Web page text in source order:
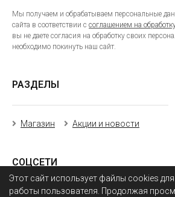
Этот сайт использует файлы cookies
работы пользователя. Продолжая
Мы получаем и обрабатываем персональные
сайта в соответствии с соглашением на
вы не даете согласия на обработку своих
необходимо покинуть наш сайт.
РАЗДЕЛЫ
Магазин Акции и новости
СОЦСЕТИ